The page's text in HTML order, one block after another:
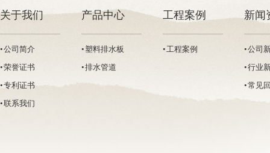
关于我们
• 公司简介
• 荣誉证书
• 专利证书
• 联系我们
产品中心
• 塑料排水板
• 排水管道
工程案例
• 工程案例
新闻
• 公司
• 行业
• 常见